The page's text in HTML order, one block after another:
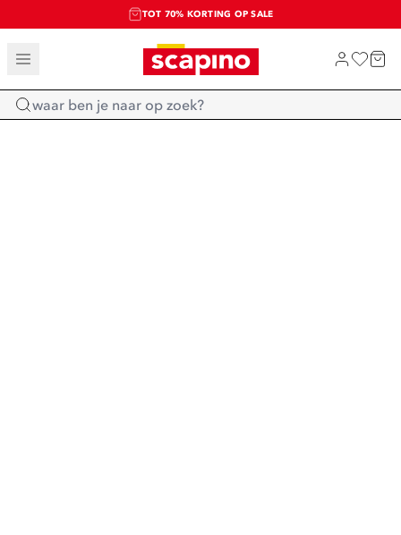
TOT 70% KORTING OP SALE
SALE: LAATSTE KANS!
SHOP NIEUW
Home